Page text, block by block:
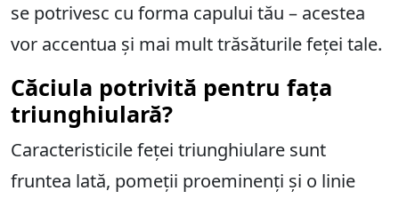
se potrivesc cu forma capului tău – acestea
vor accentua și mai mult trăsăturile feței tale.
Căciula potrivită pentru fața
triunghiulară?
Caracteristicile feței triunghiulare sunt
fruntea lată, pomeții proeminenți și o linie